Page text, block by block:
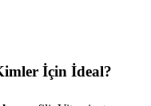
İçin İdeal?